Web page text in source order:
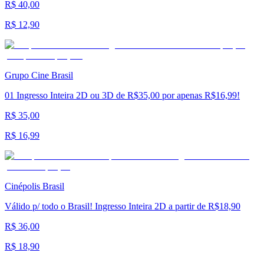
R$ 40,00
R$ 12,90
Grupo Cine Brasil
01 Ingresso Inteira 2D ou 3D de R$35,00 por apenas R$16,99!
R$ 35,00
R$ 16,99
Cinépolis Brasil
Válido p/ todo o Brasil! Ingresso Inteira 2D a partir de R$18,90
R$ 36,00
R$ 18,90